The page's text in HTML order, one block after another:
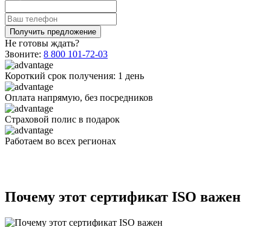
Не готовы ждать?
Звоните: 8 800 101-72-03
Короткий срок получения: 1 день
Оплата напрямую, без посредников
Страховой полис в подарок
Работаем во всех регионах
Почему этот сертификат ISO важен